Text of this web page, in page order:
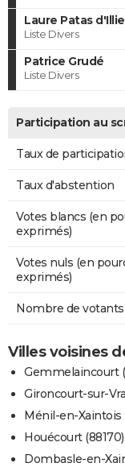
Laure Patas
Liste Divers
Patrice Grudé
Liste Divers
Participation au
Taux de
Taux d'abstention
Votes blancs (en
exprimés)
Votes nuls (en
exprimés)
Nombre de votants
Villes voisines
Gemmelaincourt
Gironcourt-sur-
Ménil-en-Xaintois
Houécourt (88170)
Dombasle-en-